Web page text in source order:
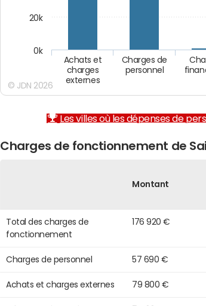
Achats et
charges
externes
Charges de
personnel
0k
20k
© JDN 2026
Les villes où les dépenses de
Charges de fonctionnement de
Montant
Total des charges de
fonctionnement
176 920 €
Charges de personnel 57 690 €
Achats et charges externes 79 800 €